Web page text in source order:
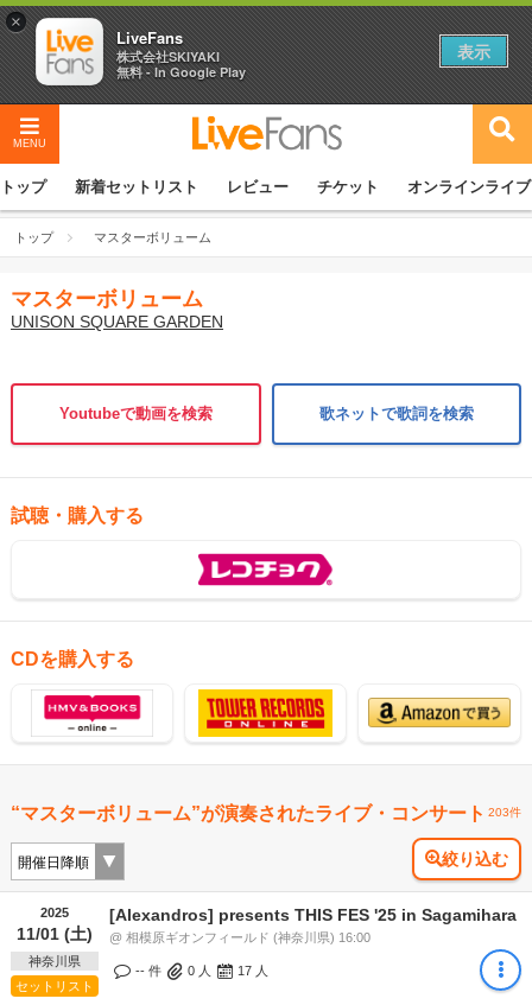
MENU
トップ 新着セットリスト レビュー チケット オンラインライブ
トップ マスターボリューム
マスターボリューム
UNISON SQUARE GARDEN
Youtubeで動画を検索 歌ネットで歌詞を検索
試聴・購入する
CDを購入する
“マスターボリューム”が演奏されたライブ・コンサート 203件
絞り込む
2025
11/01 (土)
神奈川県
セットリスト
[Alexandros] presents THIS FES '25 in Sagamihara
@ 相模原ギオンフィールド (神奈川県) 16:00
-- 件 0 人 17 人
×
LiveFans
株式会社SKIYAKI
無料 - In Google Play
表示